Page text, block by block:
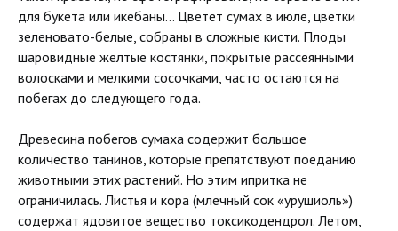
для букета или икебаны… Цветет сумах в июле, цветки
зеленовато-белые, собраны в сложные кисти. Плоды
шаровидные желтые костянки, покрытые рассеянными
волосками и мелкими сосочками, часто остаются на
побегах до следующего года.
Древесина побегов сумаха содержит большое
количество танинов, которые препятствуют поеданию
животными этих растений. Но этим ипритка не
ограничилась. Листья и кора (млечный сок «урушиоль»)
содержат ядовитое вещество токсикодендрол. Летом,